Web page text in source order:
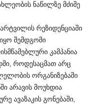
ნაწილზე მძიმე
რეზიდენციაში
შემდგომი
კამპანია
როდესაცმათ არც
ორგანიზებაში
არავის მოუხდია
ავაზაკის გონებაში